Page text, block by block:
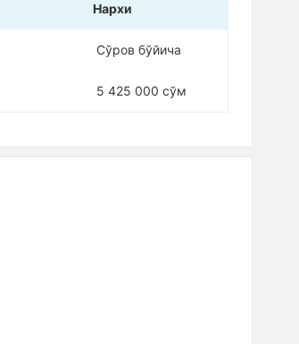
Нарxи
Сўров бўйича
5 425 000 сўм